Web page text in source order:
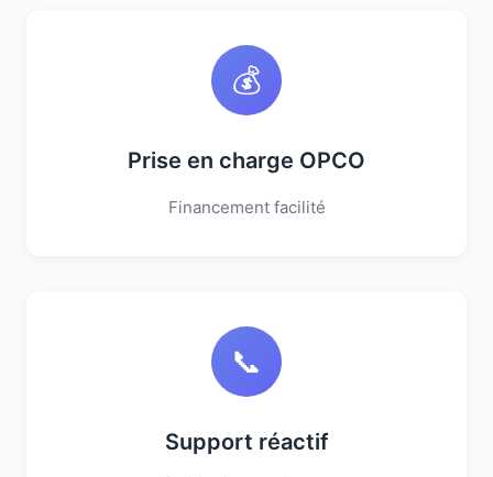
💰
Prise en charge OPCO
Financement facilité
📞
Support réactif